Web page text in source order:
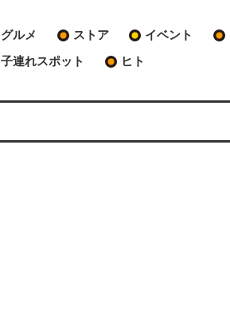
グルメ ストア イベント
子連れスポット
ヒト